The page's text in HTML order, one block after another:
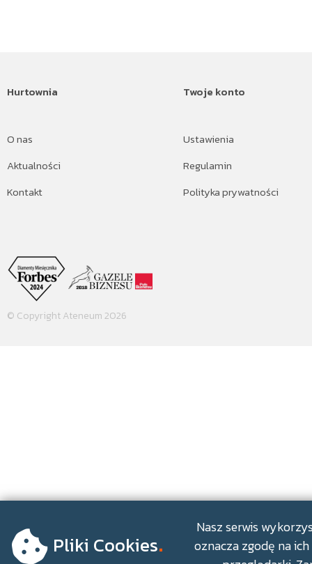
Hurtownia
O nas
Aktualności
Kontakt
Twoje konto
Ustawienia
Regulamin
Polityka prywatności
© Copyright Ateneum 2026
Pliki Cookies.
Nasz serwis
oznacza zgodę na